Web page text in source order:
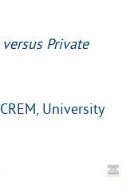
Private
University